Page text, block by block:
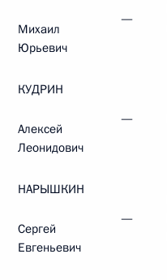
Михаил
Юрьевич
—
КУДРИН
Алексей
Леонидович
—
НАРЫШКИН
Сергей
Евгеньевич
—